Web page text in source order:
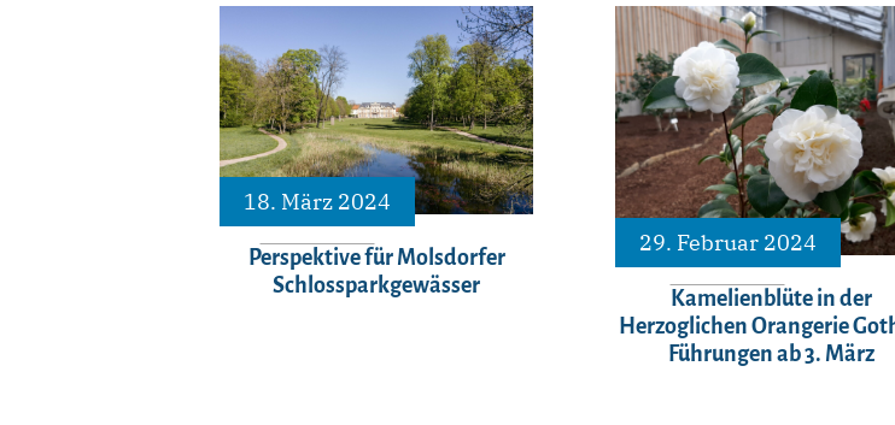
18. März 2024
Perspektive für Molsdorfer
Schlossparkgewässer
29. Februar 2024
Kamelienblüte in der
Herzoglichen Orangerie
Führungen ab 3. März